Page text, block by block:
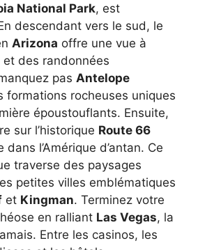
National Park, est
descendant vers le sud, le
Arizona offre une vue à
des randonnées
pas Antelope
formations rocheuses uniques
époustouflants. Ensuite,
sur l’historique Route 66
l’Amérique d’antan. Ce
traverse des paysages
petites villes emblématiques
et Kingman. Terminez votre
en ralliant Las Vegas, la
Entre les casinos, les